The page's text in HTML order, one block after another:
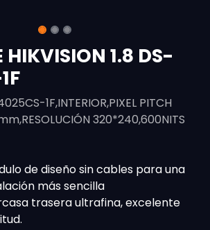
HIKVISION 1.8 DS-
1F,INTERIOR,PIXEL PITCH
320*240,600NITS
de diseño sin cables para una
más sencilla
trasera ultrafina, excelente